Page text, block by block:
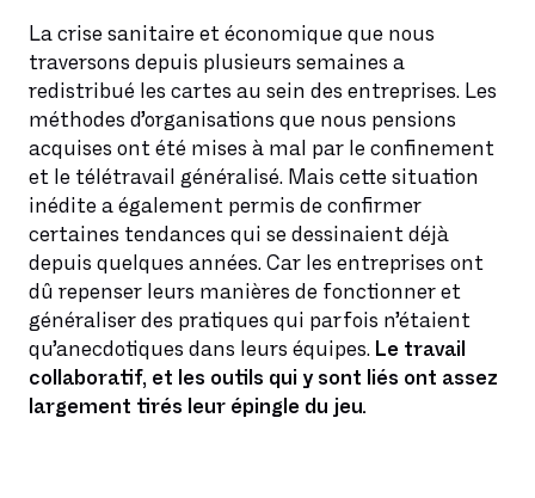
La crise sanitaire et économique que nous
traversons depuis plusieurs semaines a
redistribué les cartes au sein des entreprises. Les
méthodes d’organisations que nous pensions
acquises ont été mises à mal par le confinement
et le télétravail généralisé. Mais cette situation
inédite a également permis de confirmer
certaines tendances qui se dessinaient déjà
depuis quelques années. Car les entreprises ont
dû repenser leurs manières de fonctionner et
généraliser des pratiques qui parfois n’étaient
qu’anecdotiques dans leurs équipes. Le travail
collaboratif, et les outils qui y sont liés ont assez
largement tirés leur épingle du jeu.